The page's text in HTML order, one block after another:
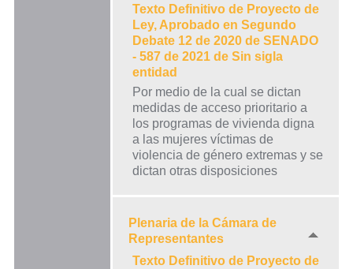
Texto Definitivo de Proyecto de
Ley, Aprobado en Segundo
Debate 12 de 2020 de SENADO
- 587 de 2021 de Sin sigla
entidad
Por medio de la cual se dictan
medidas de acceso prioritario a
los programas de vivienda digna
a las mujeres víctimas de
violencia de género extremas y se
dictan otras disposiciones
Plenaria de la Cámara de
Representantes
Texto Definitivo de Proyecto de